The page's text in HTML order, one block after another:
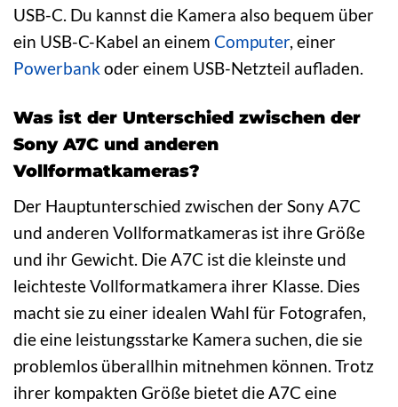
USB-C. Du kannst die Kamera also bequem über
ein USB-C-Kabel an einem Computer, einer
Powerbankoder einem USB-Netzteil aufladen.
Was ist der Unterschied zwischen der
Sony A7C und anderen
Vollformatkameras?
Der Hauptunterschied zwischen der Sony A7C
und anderen Vollformatkameras ist ihre Größe
und ihr Gewicht. Die A7C ist die kleinste und
leichteste Vollformatkamera ihrer Klasse. Dies
macht sie zu einer idealen Wahl für Fotografen,
die eine leistungsstarke Kamera suchen, die sie
problemlos überallhin mitnehmen können. Trotz
ihrer kompakten Größe bietet die A7C eine